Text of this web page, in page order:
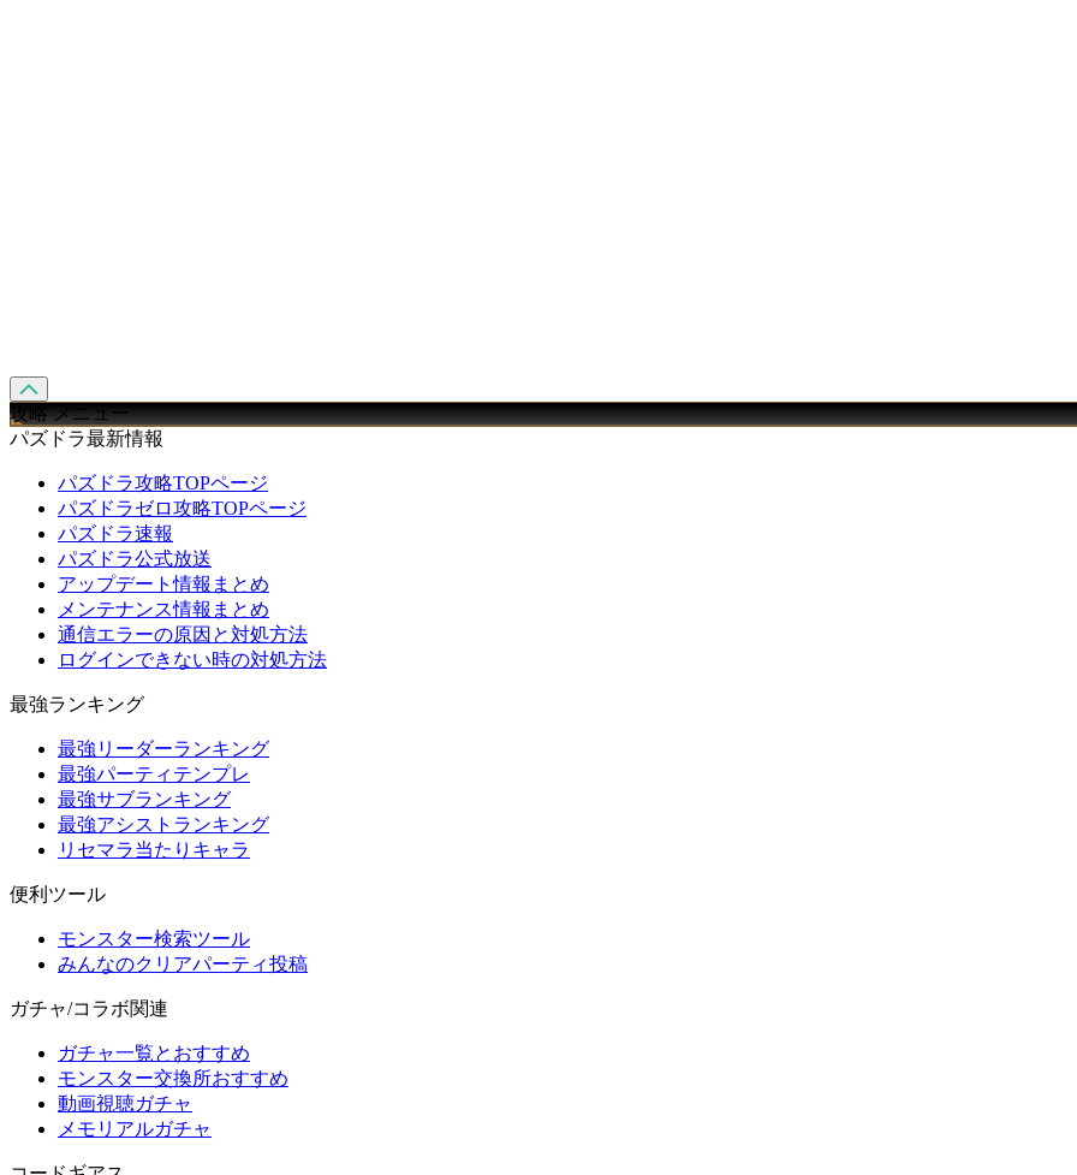
攻略 メニュー
パズドラ最新情報
パズドラ攻略TOPページ
パズドラゼロ攻略TOPページ
パズドラ速報
パズドラ公式放送
アップデート情報まとめ
メンテナンス情報まとめ
通信エラーの原因と対処方法
ログインできない時の対処方法
最強ランキング
最強リーダーランキング
最強パーティテンプレ
最強サブランキング
最強アシストランキング
リセマラ当たりキャラ
便利ツール
モンスター検索ツール
みんなのクリアパーティ投稿
ガチャ/コラボ関連
ガチャ一覧とおすすめ
モンスター交換所おすすめ
動画視聴ガチャ
メモリアルガチャ